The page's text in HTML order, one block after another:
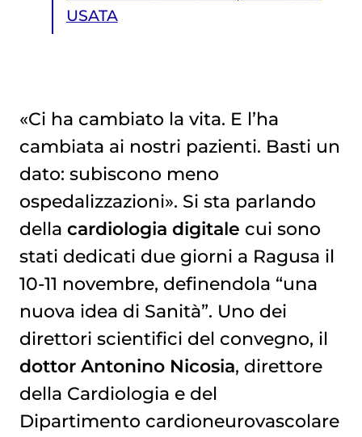
USATA
«Ci ha cambiato la vita. E l’ha
cambiata ai nostri pazienti. Basti un
dato: subiscono meno
ospedalizzazioni». Si sta parlando
della cardiologia digitale cui sono
stati dedicati due giorni a Ragusa il
10-11 novembre, definendola “una
nuova idea di Sanità”. Uno dei
direttori scientifici del convegno, il
dottor Antonino Nicosia, direttore
della Cardiologia e del
Dipartimento cardioneurovascolare